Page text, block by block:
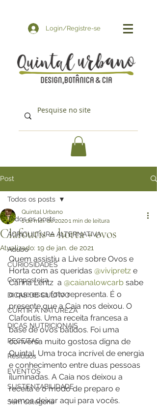
Login/Registre-se
Post
Todos os posts
AGRICULTURA ALTERNATIVA
Adubo
CURIOSIDADES
Composteira
DICAS DE CULTIVO
CURTIR A NATUREZA
DICAS NUTRICIONAIS
RECEITAS
Resíduos
EVENTOS
SUSTENTABILIDADE
Sem categoria
Todos os posts
Clafoutis = horta + ovos
Quintal Urbano
1 de mai. de 20201 min de leitura
Atualizado: 19 de jan. de 2021
Quem assistiu a Live sobre Ovos e
Horta com as queridas @vivipretz e
Carina Lentz  a @caianalowcarb sabe
o que essa foto representa. É o
presente que a Caia nos deixou. O
Clafoutis. Uma receita francesa a
base de ovos batidos. Foi uma
conversa muito gostosa digna de
Quintal. Uma troca incrível de energia
e conhecimento entre duas pessoas
iluminadas. A Caia nos deixou a
receita e o modo de preparo e
vamos deixar aqui para vocês.